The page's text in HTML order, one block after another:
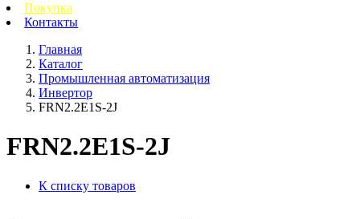
Покупка
Контакты
Главная
Каталог
Промышленная автоматизация
Инвертор
FRN2.2E1S-2J
FRN2.2E1S-2J
К списку товаров